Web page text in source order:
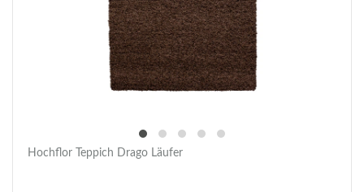
Hochflor Teppich Drago Läufer